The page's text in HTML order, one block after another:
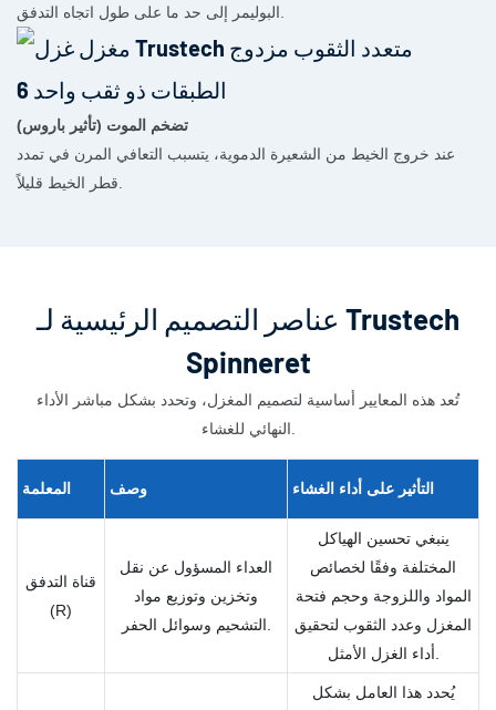
البوليمر إلى حد ما على طول اتجاه التدفق.
تضخم الموت (تأثير باروس)
عند خروج الخيط من الشعيرة الدموية، يتسبب التعافي المرن في تمدد
قطر الخيط قليلاً.
عناصر التصميم الرئيسية لـ Trustech
Spinneret
تُعد هذه المعايير أساسية لتصميم المغزل، وتحدد بشكل مباشر الأداء
النهائي للغشاء.
المعلمة وصف التأثير على أداء الغشاء
قناة التدفق
(R)
العداء المسؤول عن نقل
وتخزين وتوزيع مواد
ينبغي تحسين الهياكل
المختلفة وفقًا لخصائص
المواد واللزوجة وحجم فتحة
المغزل وعدد الثقوب لتحقيق
يُحدد هذا العامل بشكل